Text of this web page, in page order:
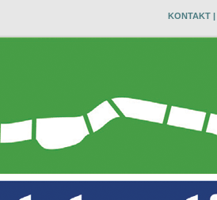
KONTAKT |